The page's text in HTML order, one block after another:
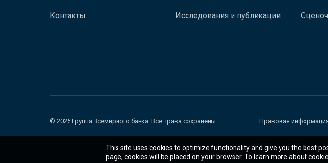
Контакты Исследования и публикации
© 2025 Группа Всемирного банка. Все права сохранены. Правовая информация
This site uses cookies to optimize functionality and give you the best
page, cookies will be placed on your browser. To learn more about